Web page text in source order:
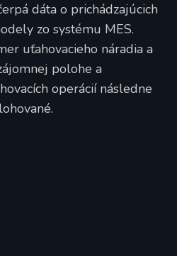
dáta o prichádzajúcich
zo systému MES.
uťahovacieho náradia a
polohe a
operácií následne